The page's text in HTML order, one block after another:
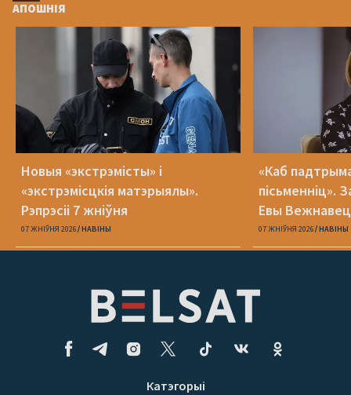
АПОШНІЯ
Новыя «экстрэмісты» і
«экстрэмісцкія матэрыялы».
Рэпрэсіі 7 жніўня
07 ЖНІЎНЯ 2026 НАВІНЫ
«Каб
пісьменніц».
Евы Вежнавец
07 ЖНІЎНЯ 2026 НАВІНЫ
Катэгорыі